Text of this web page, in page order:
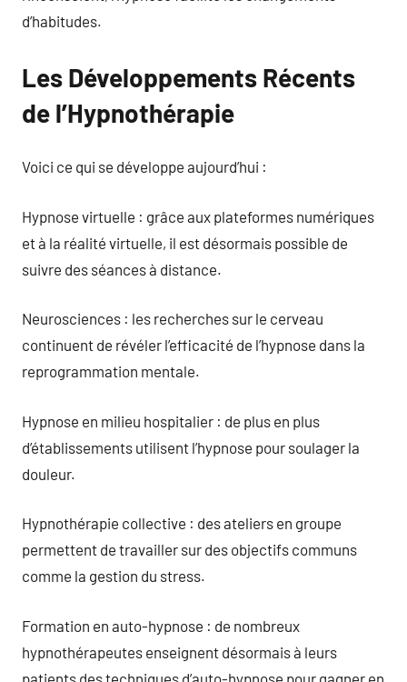
d’habitudes.
Les Développements Récents
de l’Hypnothérapie
Voici ce qui se développe aujourd’hui :
Hypnose virtuelle : grâce aux plateformes numériques
et à la réalité virtuelle, il est désormais possible de
suivre des séances à distance.
Neurosciences : les recherches sur le cerveau
continuent de révéler l’efficacité de l’hypnose dans la
reprogrammation mentale.
Hypnose en milieu hospitalier : de plus en plus
d’établissements utilisent l’hypnose pour soulager la
douleur.
Hypnothérapie collective : des ateliers en groupe
permettent de travailler sur des objectifs communs
comme la gestion du stress.
Formation en auto-hypnose : de nombreux
hypnothérapeutes enseignent désormais à leurs
patients des techniques d’auto-hypnose pour gagner en